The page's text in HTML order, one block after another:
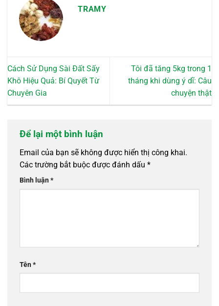
TRAMY
Cách Sử Dụng Sài Đất Sấy
Khô Hiệu Quả: Bí Quyết Từ
Chuyên Gia
Tôi đã tăng 5kg trong 1
tháng khi dùng ý dĩ: Câu
chuyện thật
Để lại một bình luận
Email của bạn sẽ không được hiển thị công khai.
Các trường bắt buộc được đánh dấu *
Bình luận*
Tên*